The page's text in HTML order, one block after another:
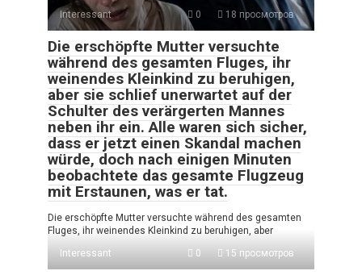
Interessant 0 18 просмотров
Die erschöpfte Mutter versuchte
während des gesamten Fluges, ihr
weinendes Kleinkind zu beruhigen,
aber sie schlief unerwartet auf der
Schulter des verärgerten Mannes
neben ihr ein. Alle waren sich sicher,
dass er jetzt einen Skandal machen
würde, doch nach einigen Minuten
beobachtete das gesamte Flugzeug
mit Erstaunen, was er tat.
Die erschöpfte Mutter versuchte während des gesamten
Fluges, ihr weinendes Kleinkind zu beruhigen, aber
Interessant
0 15 просмотров